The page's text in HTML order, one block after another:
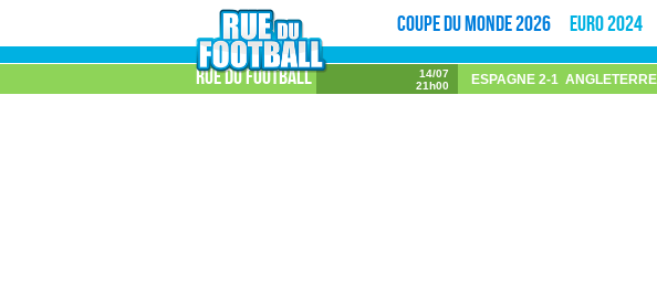
Coupe du monde 2026 Euro 2024
Rue du football
14/07
21h00
ESPAGNE 2-1 ANGLETERRE